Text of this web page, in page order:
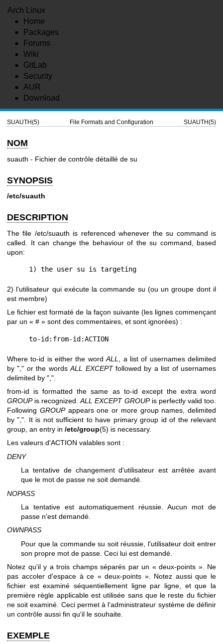
Arch Linux
Home
Packages
Forums
Wiki
GitLab
Security
AUR
Download
SUAUTH(5) File Formats and Configuration SUAUTH(5)
NOM
suauth - Fichier de contrôle détaillé de su
SYNOPSIS
/etc/suauth
DESCRIPTION
The file /etc/suauth is referenced whenever the su command is
called. It can change the behaviour of the su command, based
upon:
      1) the user su is targeting
2) l'utilisateur qui exécute la commande su (ou un groupe dont il
est membre)
Le fichier est formaté de la façon suivante (les lignes commençant
par un « # » sont des commentaires, et sont ignorées) :
      to-id:from-id:ACTION
Where to-id is either the wordALL
, a list of usernames delimited
by "," or the wordsALL EXCEPTfollowed by a list of usernames
delimited by ",".
from-id is formatted the same as to-id except the extra word
GROUPis recognized.ALL EXCEPT GROUPis perfectly valid too.
Following GROUPappears one or more group names, delimited
by ",". It is not sufficient to have primary group id of the relevant
group, an entry in /etc/group(5) is necessary.
Les valeurs d'ACTION valables sont :
DENY
La tentative de changement d'utilisateur est arrêtée avant
que le mot de passe ne soit demandé.
NOPASS
La tentative est automatiquement réussie. Aucun mot de
passe n'est demandé.
OWNPASS
Pour que la commande su soit réussie, l'utilisateur doit entrer
son propre mot de passe. Ceci lui est demandé.
Notez qu'il y a trois champs séparés par un « deux-points ». Ne
pas accoler d'espace à ce « deux-points ». Notez aussi que le
fichier est examiné séquentiellement ligne par ligne, et que la
première règle applicable est utilisée sans que le reste du fichier
ne soit examiné. Ceci permet à l'administrateur système de définir
un contrôle aussi fin qu'il le souhaite.
EXEMPLE